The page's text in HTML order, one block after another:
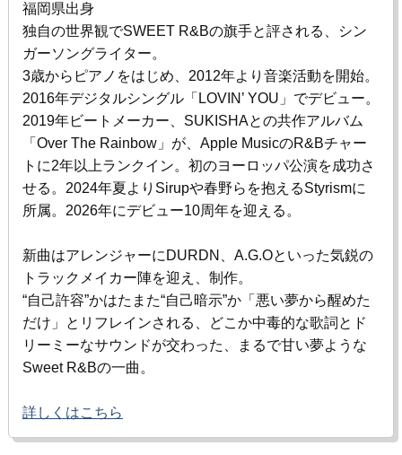
福岡県出身
独自の世界観でSWEET R&Bの旗手と評される、シン
ガーソングライター。
3歳からピアノをはじめ、 2012年より音楽活動を開始。
2016年デジタルシングル「 LOVIN’ YOU 」でデビュー。
2019年ビートメーカー、 SUKISHAとの共作アルバム
「 Over The Rainbow」が、 Apple MusicのR&Bチャー
トに2年以上ランクイン。初のヨーロッパ公演を成功さ
せる。2024年夏より Sirupや春野らを抱えるStyrismに
所属。2026年にデビュー10周年を迎える。
新曲はアレンジャーに DURDN A.G.Oといった気鋭の
トラックメイカー陣を迎え、制作。
“自己許容”かはたまた“自己暗示”か「悪い夢から醒めた
だけ」とリフレインされる、どこか中毒的な歌詞とド
リーミーなサウンドが交わった、まるで甘い夢ような
Sweet R&Bの一曲。
詳しくはこちら